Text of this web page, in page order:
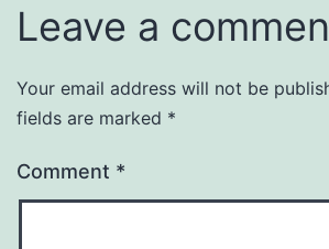
Leave a
Your email address will not be
fields are marked *
Comment *